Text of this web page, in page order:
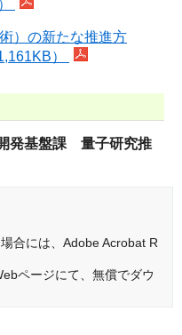
）の新たな推進方
）
発基盤課 量子研究推
合には、Adobe Acrobat R
ページにて、無償でダウ